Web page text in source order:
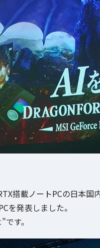
搭載ノートPCの日本
を発表しました。
す。